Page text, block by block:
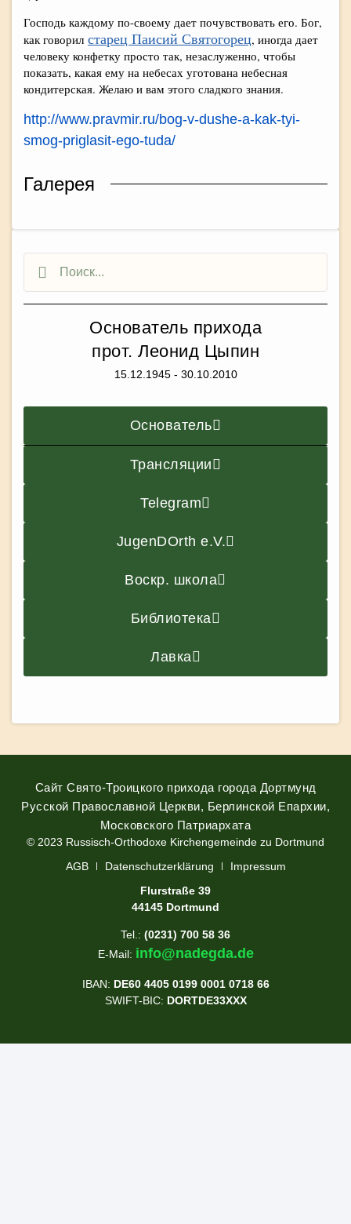
Основатель прихода
прот. Леонид Цыпин
15.12.1945 - 30.10.2010
Основатель
Трансляции
Telegram
JugenDOrth e.V.
Воскр. школа
Библиотека
Лавка
Господь каждому по-своему дает почувствовать его. Бог,
как говорил старец Паисий Святогорец, иногда дает
человеку конфетку просто так, незаслуженно, чтобы
показать, какая ему на небесах уготована небесная
кондитерская. Желаю и вам этого сладкого знания.
http://www.pravmir.ru/bog-v-dushe-a-kak-tyi-
smog-priglasit-ego-tuda/
Галерея
Сайт Свято-Троицкого прихода города Дортмунд
Русской Православной Церкви, Берлинской Епархии,
Московского Патриархата
© 2023 Russisch-Orthodoxe Kirchengemeinde zu Dortmund
АGB
Datenschutzerklärung
Impressum
Flurstraße 39
44145 Dortmund
Tel.: (0231) 700 58 36
E-Mail: info@nadegda.de
IBAN: DE60 4405 0199 0001 0718 66
SWIFT-BIC: DORTDE33XXX